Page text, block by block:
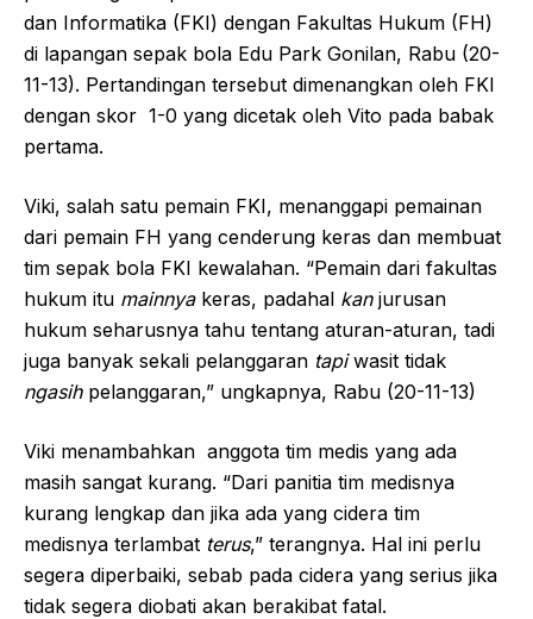
dan Informatika (FKI) dengan Fakultas Hukum (FH)
di lapangan sepak bola Edu Park Gonilan, Rabu (20-
11-13). Pertandingan tersebut dimenangkan oleh FKI
dengan skor 1-0 yang dicetak oleh Vito pada babak
pertama.
Viki, salah satu pemain FKI, menanggapi pemainan
dari pemain FH yang cenderung keras dan membuat
tim sepak bola FKI kewalahan. “Pemain dari fakultas
hukum itu mainnya keras, padahal kan jurusan
hukum seharusnya tahu tentang aturan-aturan, tadi
juga banyak sekali pelanggaran tapiwasit tidak
ngasih pelanggaran,” ungkapnya, Rabu (20-11-13)
Viki menambahkan anggota tim medis yang ada
masih sangat kurang. “Dari panitia tim medisnya
kurang lengkap dan jika ada yang cidera tim
medisnya terlambat terus,” terangnya. Hal ini perlu
segera diperbaiki, sebab pada cidera yang serius jika
tidak segera diobati akan berakibat fatal.